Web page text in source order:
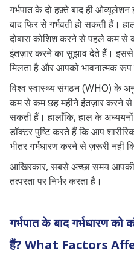
गर्भपात के दो हफ़्ते बाद ही
बाद फिर से गर्भवती हो सकती हैं।
दोबारा कोशिश करने से पहले कम से
इंतज़ार करने का सुझाव देते हैं।
मिलता है और आपको भावनात्मक
विश्व स्वास्थ्य संगठन (WHO) के
कम से कम छह महीने इंतज़ार करने से
सकती हैं। हालाँकि, हाल के
डॉक्टर पुष्टि करते हैं कि आप
भीतर गर्भधारण करने से ज़रूरी नहीं
आखिरकार, सबसे अच्छा समय आपकी
तत्परता पर निर्भर करता है।
गर्भपात के बाद गर्भधारण
हैं? What Factors